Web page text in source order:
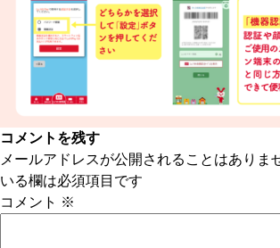
コメントを残す
メールアドレスが公開されることはありま
いる欄は必須項目です
コメント ※